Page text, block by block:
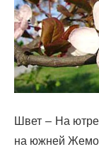
Швет – На
на южней